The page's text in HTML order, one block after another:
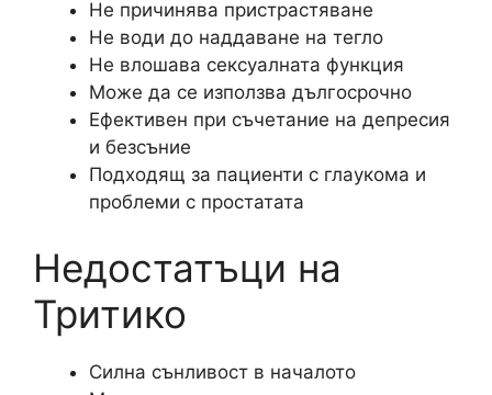
Не причинява пристрастяване
Не води до наддаване на тегло
Не влошава сексуалната функция
Може да се използва дългосрочно
Ефективен при съчетание на депресия
и безсъние
Подходящ за пациенти с глаукома и
проблеми с простатата
Недостатъци на
Тритико
Силна сънливост в началото